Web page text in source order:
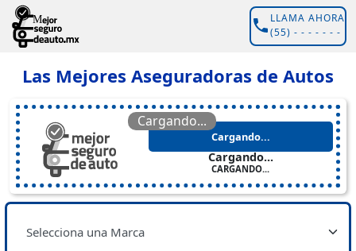
LLAMA AHORA
(55) - - - - - - -
Las Mejores Aseguradoras de Autos
Cargando...
Cargando...
Cargando...
CARGANDO...
Selecciona una Marca